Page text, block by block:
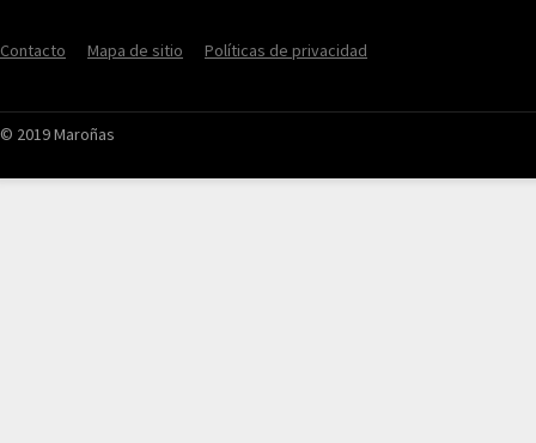
Contacto Mapa de sitio Políticas de privacidad
© 2019 Maroñas